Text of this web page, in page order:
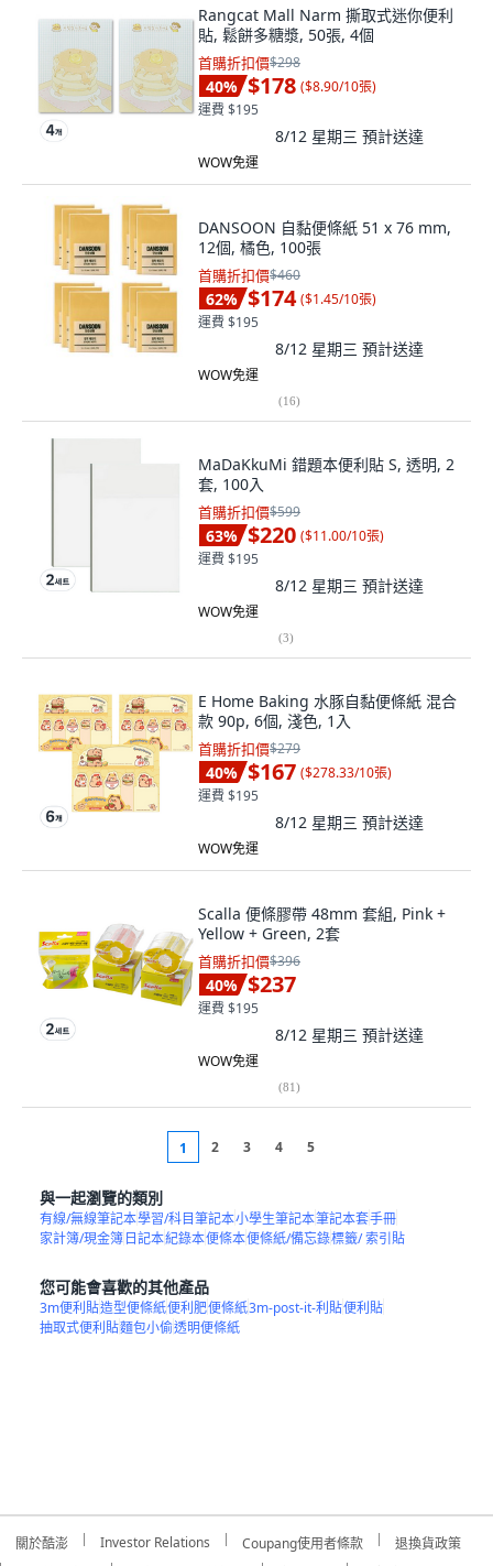
Rangcat Mall Narm 撕取式迷你便利
貼, 鬆餅多糖漿, 50張, 4個
首購折扣價$298
40% $178 ($8.90/10張)
運費 $195
8/12 星期三 預計送達
WOW免運
DANSOON 自黏便條紙 51 x 76 mm,
12個, 橘色, 100張
首購折扣價$460
62% $174 ($1.45/10張)
運費 $195
8/12 星期三 預計送達
WOW免運
(16)
MaDaKkuMi 錯題本便利貼 S, 透明, 2
套, 100入
首購折扣價$599
63% $220 ($11.00/10張)
運費 $195
8/12 星期三 預計送達
WOW免運
(3)
E Home Baking 水豚自黏便條紙 混合
款 90p, 6個, 淺色, 1入
首購折扣價$279
40% $167 ($278.33/10張)
運費 $195
8/12 星期三 預計送達
WOW免運
Scalla 便條膠帶 48mm 套組, Pink +
Yellow + Green, 2套
首購折扣價$396
40% $237
運費 $195
8/12 星期三 預計送達
WOW免運
(81)
1 2 3 4 5
與一起瀏覽的類別
有線/無線筆記本學習/科目筆記本小學生筆記本筆記本套手冊
家計簿/現金簿日記本紀錄本便條本便條紙/備忘錄標籤/ 索引貼
您可能會喜歡的其他產品
3m便利貼造型便條紙便利肥便條紙3m-post-it-利貼便利貼
抽取式便利貼麵包小偷透明便條紙
關於酷澎 Investor Relations Coupang使用者條款
退換貨政策